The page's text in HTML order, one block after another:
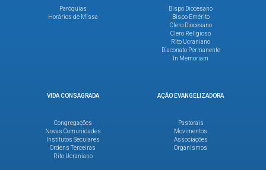
Paróquias
Horários de Missa
Bispo Diocesano
Bispo Emérito
Clero Diocesano
Clero Religioso
Rito Ucraniano
Diaconato Permanente
In Memoriam
VIDA CONSAGRADA
Congregações
Novas Comunidades
Institutos Seculares
Ordens Terceiras
Rito Ucraniano
AÇÃO EVANGELIZADORA
Pastorais
Movimentos
Associações
Organismos